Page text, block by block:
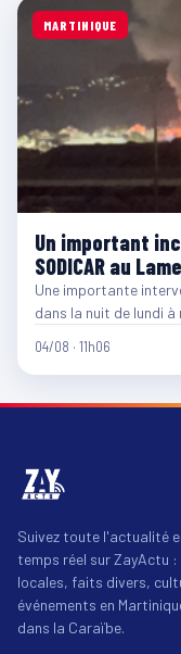
MARTINIQUE
Un important
SODICAR au
Une importante
dans la nuit de lundi
04/08 · 11h06
Suivez toute l'actualité
temps réel sur ZayActu :
locales, faits divers,
événements en
dans la Caraïbe.